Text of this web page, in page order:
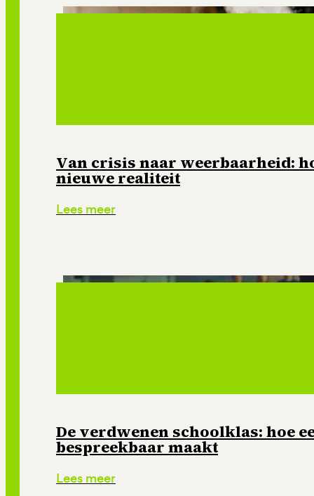
Van crisis naar weerbaarheid:
nieuwe realiteit
Lees meer
De verdwenen schoolklas: hoe
bespreekbaar maakt
Lees meer